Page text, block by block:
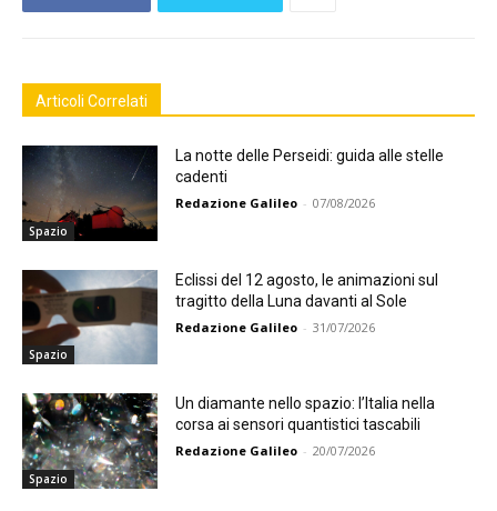
Articoli Correlati
Spazio
La notte delle Perseidi: guida alle stelle
cadenti
Redazione Galileo - 07/08/2026
Spazio
Eclissi del 12 agosto, le animazioni sul
tragitto della Luna davanti al Sole
Redazione Galileo - 31/07/2026
Spazio
Un diamante nello spazio: l’Italia nella
corsa ai sensori quantistici tascabili
Redazione Galileo - 20/07/2026